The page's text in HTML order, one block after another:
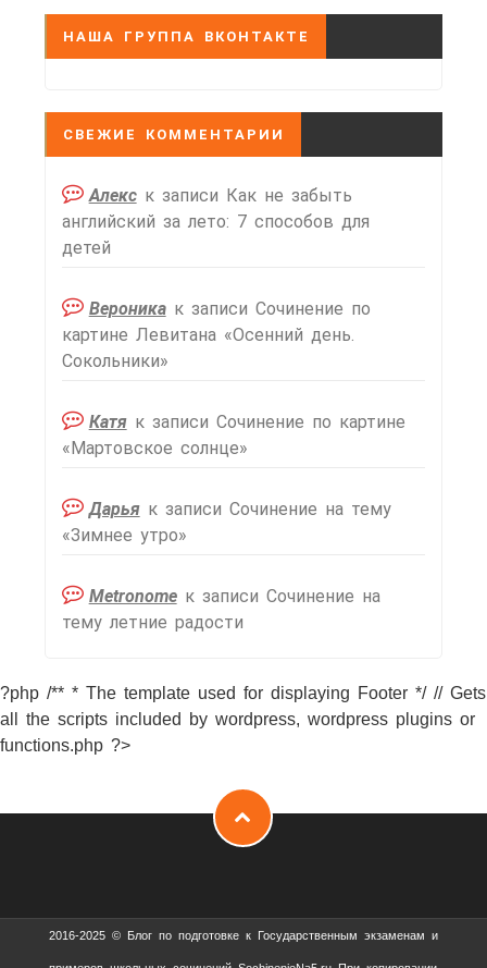
НАША ГРУППА ВКОНТАКТЕ
СВЕЖИЕ КОММЕНТАРИИ
Алекск записи Как не забыть
английский за лето: 7 способов для
детей
Вероникак записи Сочинение по
картине Левитана «Осенний день.
Сокольники»
Катяк записи Сочинение по картине
«Мартовское солнце»
Дарьяк записи Сочинение на тему
«Зимнее утро»
Metronomeк записи Сочинение на
тему летние радости
?php /** * The template used for displaying Footer */ // Gets
all the scripts included by wordpress, wordpress plugins or
functions.php ?>
2016-2025 © Блог по подготовке к Государственным экзаменам и